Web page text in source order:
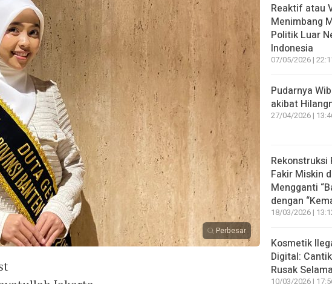
Perbesar
Reaktif atau
Menimbang
Politik Luar
Indonesia
07/05/2026 |
Pudarnya
akibat
27/04/2026 |
Rekonstruksi
Fakir Miskin
Mengganti
dengan
18/03/2026 |
Kosmetik
Digital:
Rusak
10/03/2026 |